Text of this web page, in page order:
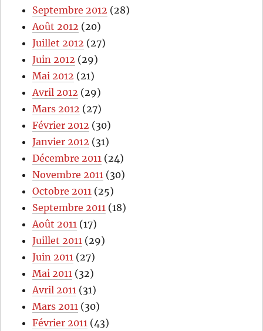
Septembre 2012 (28)
Août 2012 (20)
Juillet 2012 (27)
Juin 2012 (29)
Mai 2012 (21)
Avril 2012 (29)
Mars 2012 (27)
Février 2012 (30)
Janvier 2012 (31)
Décembre 2011 (24)
Novembre 2011 (30)
Octobre 2011 (25)
Septembre 2011 (18)
Août 2011 (17)
Juillet 2011 (29)
Juin 2011 (27)
Mai 2011 (32)
Avril 2011 (31)
Mars 2011 (30)
Février 2011 (43)